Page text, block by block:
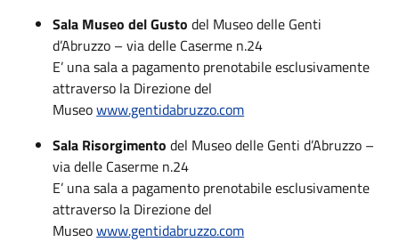
Sala Museo del Gusto del Museo delle Genti
d’Abruzzo – via delle Caserme n.24
E’ una sala a pagamento prenotabile esclusivamente
attraverso la Direzione del
Museowww.gentidabruzzo.com
Sala Risorgimentodel Museo delle Genti d’Abruzzo –
via delle Caserme n.24
E’ una sala a pagamento prenotabile esclusivamente
attraverso la Direzione del
Museowww.gentidabruzzo.com